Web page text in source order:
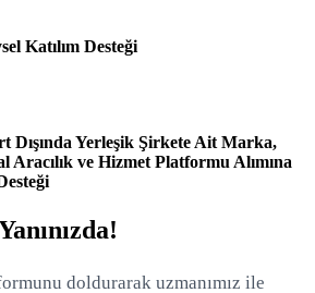
Katılım Desteği
Dışında Yerleşik Şirkete Ait Marka,
Aracılık ve Hizmet Platformu Alımına
doldurarak uzmanımız ile